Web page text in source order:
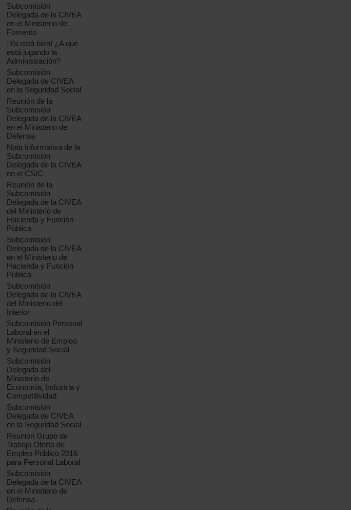
Subcomisión
Delegada de la CIVEA
en el Ministerio de
Fomento
¡Ya está bien! ¿A qué
está jugando la
Administración?
Subcomisión
Delegada de CIVEA
en la Seguridad Social
Reunión de la
Subcomisión
Delegada de la CIVEA
en el Ministerio de
Defensa
Nota Informativa de la
Subcomisión
Delegada de la CIVEA
en el CSIC
Reunión de la
Subcomisión
Delegada de la CIVEA
del Ministerio de
Hacienda y Función
Pública
Subcomisión
Delegada de la CIVEA
en el Ministerio de
Hacienda y Función
Pública
Subcomisión
Delegada de la CIVEA
del Ministerio del
Interior
Subcomisión Personal
Laboral en el
Ministerio de Empleo
y Seguridad Social
Subcomisión
Delegada del
Ministerio de
Economía, Industria y
Competitividad
Subcomisión
Delegada de CIVEA
en la Seguridad Social
Reunión Grupo de
Trabajo Oferta de
Empleo Público 2016
para Personal Laboral
Subcomisión
Delegada de la CIVEA
en el Ministerio de
Defensa